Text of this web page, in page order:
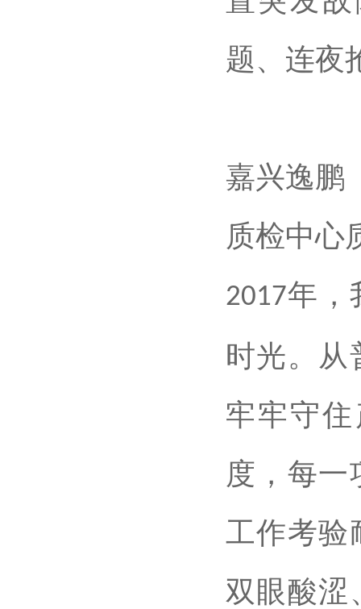
题、连夜
嘉兴逸鹏
质检中心
2017年，
时光。从
牢牢守
度，每一
工作考验
双眼酸涩